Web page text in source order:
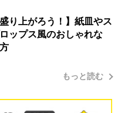
り上がろう！】紙皿やス
ップス風のおしゃれな
もっと読む